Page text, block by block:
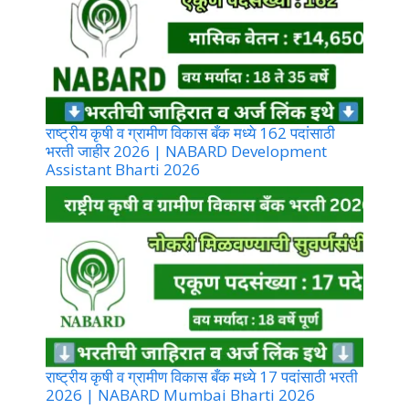
राष्ट्रीय कृषी व ग्रामीण विकास बँक मध्ये 162 पदांसाठी
भरती जाहीर 2026 | NABARD Development
Assistant Bharti 2026
राष्ट्रीय कृषी व ग्रामीण विकास बँक मध्ये 17 पदांसाठी भरती
2026 | NABARD Mumbai Bharti 2026